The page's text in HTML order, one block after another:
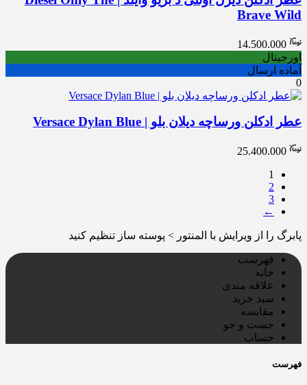
Brave Wild
14.500.000
اورجینال
آماده ارسال
0
عطر ادکلن ورساچه دیلان بلو | Versace Dylan Blue
25.400.000
1
2
3
←
پابرگ را از ویرایش با المنتور > پوسته ساز تنظیم کنید
فهرست
خانه
علاقه مندی
سبد خرید
مقایسه
جست و جو
حساب
فهرست